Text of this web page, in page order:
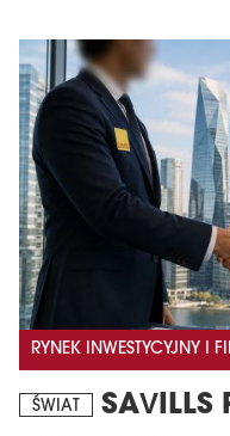
RYNEK INWESTYCYJNY I
ŚWIAT SAVILLS